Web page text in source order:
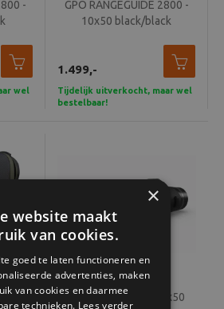
-
wel
GPO RANGEGUIDE 2800 -
10x50 black/black
1.499,-
Tijdelijk uitverkocht, maar wel
bestelbaar!
-
GPO Passion HD 8,5x50
×
website maakt
van cookies.
goed te laten functioneren en
advertenties, maken
van cookies en daarmee
technieken. Lees verder